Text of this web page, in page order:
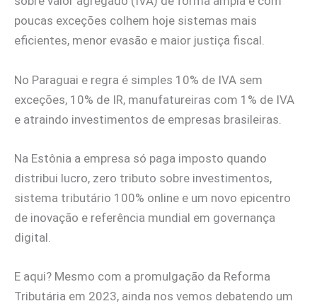
poucas exceções colhem hoje sistemas mais
eficientes, menor evasão e maior justiça fiscal.
No Paraguai e regra é simples 10% de IVA sem
exceções, 10% de IR, manufatureiras com 1% de IVA
e atraindo investimentos de empresas brasileiras.
Na Estônia a empresa só paga imposto quando
distribui lucro, zero tributo sobre investimentos,
sistema tributário 100% online e um novo epicentro
de inovação e referência mundial em governança
digital.
E aqui? Mesmo com a promulgação da Reforma
Tributária em 2023, ainda nos vemos debatendo um